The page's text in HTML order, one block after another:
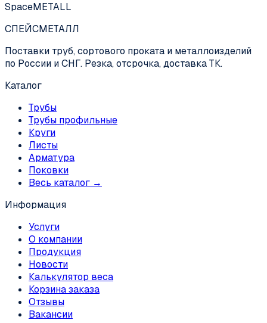
SpaceMETALL
СПЕЙСМЕТАЛЛ
Поставки труб, сортового проката и металлоизделий
по России и СНГ. Резка, отсрочка, доставка ТК.
Каталог
Трубы
Трубы профильные
Круги
Листы
Арматура
Поковки
Весь каталог →
Информация
Услуги
О компании
Продукция
Новости
Калькулятор веса
Корзина заказа
Отзывы
Вакансии